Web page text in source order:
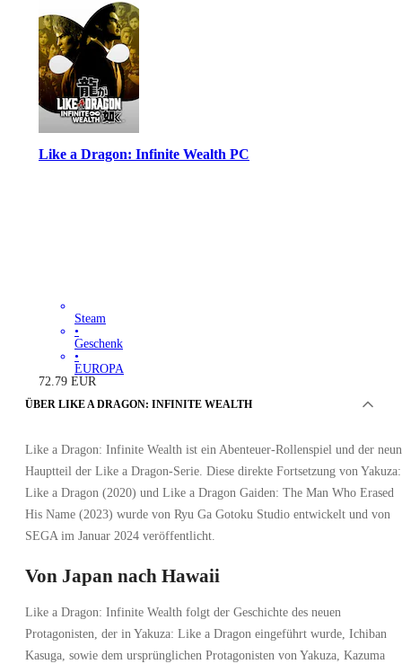
Like a Dragon: Infinite Wealth PC
Steam
•
Geschenk
•
EUROPA
72.79 EUR
ÜBER LIKE A DRAGON: INFINITE WEALTH
Like a Dragon: Infinite Wealth ist ein Abenteuer-Rollenspiel und der
Hauptteil der Like a Dragon-Serie. Diese direkte Fortsetzung von Yakuza:
Like a Dragon (2020) und Like a Dragon Gaiden: The Man Who Erased
His Name (2023) wurde von Ryu Ga Gotoku Studio entwickelt und von
SEGA im Januar 2024 veröffentlicht.
Von Japan nach Hawaii
Like a Dragon: Infinite Wealth folgt der Geschichte des neuen
Protagonisten, der in Yakuza: Like a Dragon eingeführt wurde, Ichiban
Kasuga, sowie dem ursprünglichen Protagonisten von Yakuza, Kazuma